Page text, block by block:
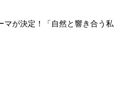
マが決定！「自然と響き合う私